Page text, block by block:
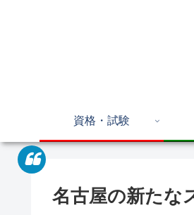
資格・試験
名古屋の新たな